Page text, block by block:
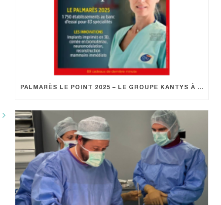
PALMARÈS LE POINT 2025 – LE GROUPE KANTYS À L’HONNEUR